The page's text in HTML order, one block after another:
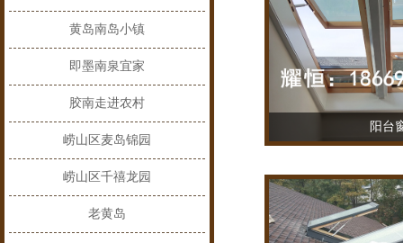
黄岛南岛小镇
即墨南泉宜家
胶南走进农村
崂山区麦岛锦园
崂山区千禧龙园
老黄岛
阳台